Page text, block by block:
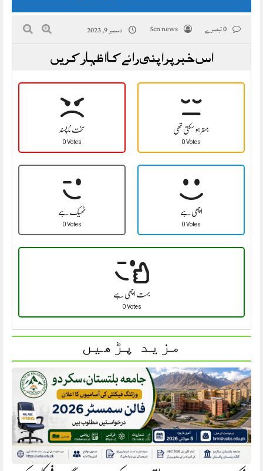
5cn news دسمبر 9, 2023
اس خبر پر اپنی رائے کا اظہار کریں
سخت نا پسند
0 Votes
بہتر ہو سکتی تھی
0 Votes
ٹھیک ہے
0 Votes
اچھی ہے
0 Votes
بہت اچھی ہے
0 Votes
مزید پڑھیں